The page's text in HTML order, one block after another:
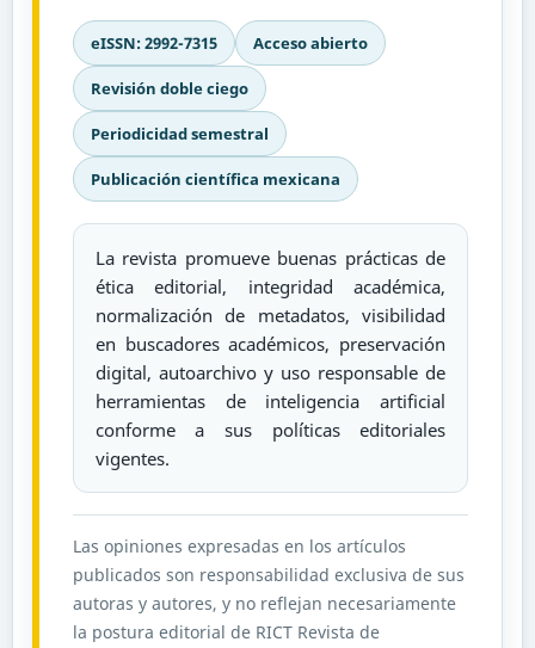
eISSN: 2992-7315 Acceso abierto
Revisión doble ciego
Periodicidad semestral
Publicación científica mexicana
La revista promueve buenas prácticas de
ética editorial, integridad académica,
normalización de metadatos, visibilidad
en buscadores académicos, preservación
digital, autoarchivo y uso responsable de
herramientas de inteligencia artificial
conforme a sus políticas editoriales
vigentes.
Las opiniones expresadas en los artículos
publicados son responsabilidad exclusiva de sus
autoras y autores, y no reflejan necesariamente
la postura editorial de RICT Revista de